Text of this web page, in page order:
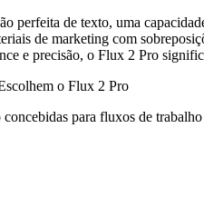
perfeita de texto, uma
de marketing com
e precisão, o Flux 2 Pro
o Flux 2 Pro
para fluxos de